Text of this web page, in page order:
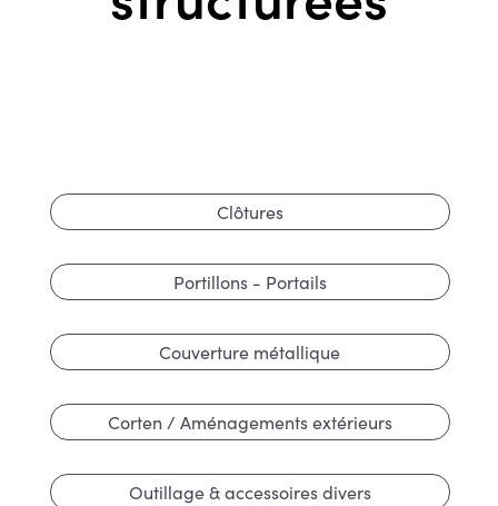
Clôtures
Portillons - Portails
Couverture métallique
Corten / Aménagements extérieurs
Outillage & accessoires divers